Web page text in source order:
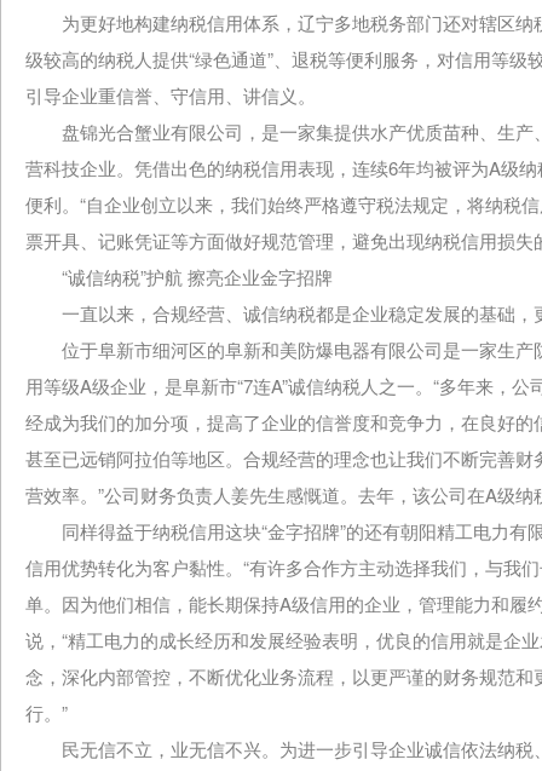
为更好地构建纳税信用体系，辽宁多地税务部门还对辖区纳
级较高的纳税人提供“绿色通道”、退税等便利服务，对信用等
引导企业重信誉、守信用、讲信义。
盘锦光合蟹业有限公司，是一家集提供水产优质苗种、生产
营科技企业。凭借出色的纳税信用表现，连续6年均被评为A级
便利。“自企业创立以来，我们始终严格遵守税法规定，将纳税
票开具、记账凭证等方面做好规范管理，避免出现纳税信用损
“诚信纳税”护航 擦亮企业金字招牌
一直以来，合规经营、诚信纳税都是企业稳定发展的基础，
位于阜新市细河区的阜新和美防爆电器有限公司是一家生产
用等级A级企业，是阜新市“7连A”诚信纳税人之一。“多年来，
经成为我们的加分项，提高了企业的信誉度和竞争力，在良好
甚至已远销阿拉伯等地区。合规经营的理念也让我们不断完善
营效率。”公司财务负责人姜先生感慨道。去年，该公司在A级
同样得益于纳税信用这块“金字招牌”的还有朝阳精工电力有
信用优势转化为客户黏性。“有许多合作方主动选择我们，与我
单。因为他们相信，能长期保持A级信用的企业，管理能力和履
说，“精工电力的成长经历和发展经验表明，优良的信用就是企
念，深化内部管控，不断优化业务流程，以更严谨的财务规范
行。”
民无信不立，业无信不兴。为进一步引导企业诚信依法纳税